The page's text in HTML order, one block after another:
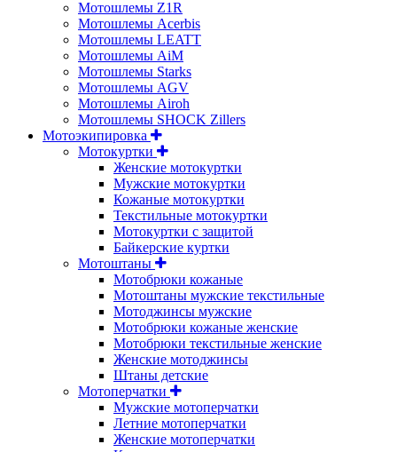
Мотошлемы Z1R
Мотошлемы Acerbis
Мотошлемы LEATT
Мотошлемы AiM
Мотошлемы Starks
Мотошлемы AGV
Мотошлемы Airoh
Мотошлемы SHOCK Zillers
Мотоэкипировка
Мотокуртки
Женские мотокуртки
Мужские мотокуртки
Кожаные мотокуртки
Текстильные мотокуртки
Мотокуртки с защитой
Байкерские куртки
Мотоштаны
Мотобрюки кожаные
Мотоштаны мужские текстильные
Мотоджинсы мужские
Мотобрюки кожаные женские
Мотобрюки текстильные женские
Женские мотоджинсы
Штаны детские
Мотоперчатки
Мужские мотоперчатки
Летние мотоперчатки
Женские мотоперчатки